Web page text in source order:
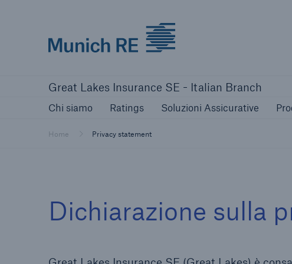
Great Lakes Insurance SE - Italian Branch
Chi siamo Ratings Soluzioni Assicurative
Home Privacy statement
Dichiarazione sulla